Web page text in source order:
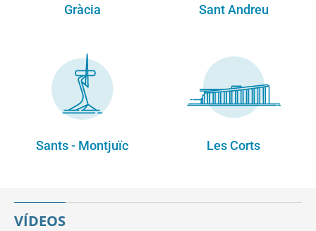
Gràcia Sant Andreu
Sants - Montjuïc Les Corts
VÍDEOS